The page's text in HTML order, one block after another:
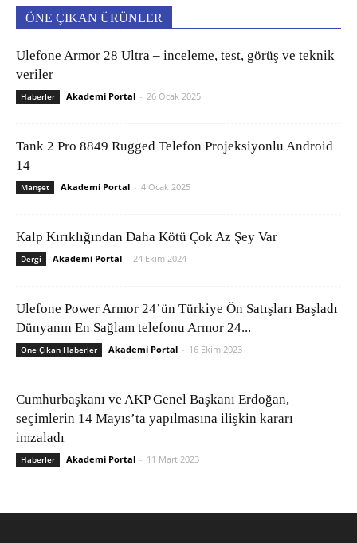
ÖNE ÇIKAN ÜRÜNLER
Ulefone Armor 28 Ultra – inceleme, test, görüş ve teknik
veriler
Haberler Akademi Portal - 26 Ocak 2025
Tank 2 Pro 8849 Rugged Telefon Projeksiyonlu Android
14
Manşet Akademi Portal - 4 Ocak 2025
Kalp Kırıklığından Daha Kötü Çok Az Şey Var
Dergi Akademi Portal - 24 Ekim 2024
Ulefone Power Armor 24’ün Türkiye Ön Satışları Başladı
Dünyanın En Sağlam telefonu Armor 24...
Öne Çıkan Haberler Akademi Portal - 16 Ekim 2023
Cumhurbaşkanı ve AKP Genel Başkanı Erdoğan,
seçimlerin 14 Mayıs’ta yapılmasına ilişkin kararı
imzaladı
Haberler Akademi Portal - 11 Mart 2023